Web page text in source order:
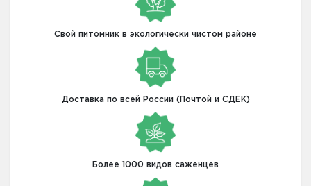
Свой питомник в экологически чистом районе
Доставка по всей России (Почтой и СДЕК)
Более 1000 видов саженцев